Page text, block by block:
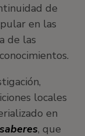
de
en las
de las
locales
en
, que